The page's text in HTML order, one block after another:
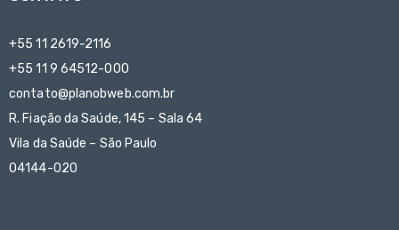
+55 11 2619-2116
+55 11 9 64512-000
contato@planobweb.com.br
R. Fiação da Saúde, 145 – Sala 64
Vila da Saúde – São Paulo
04144-020